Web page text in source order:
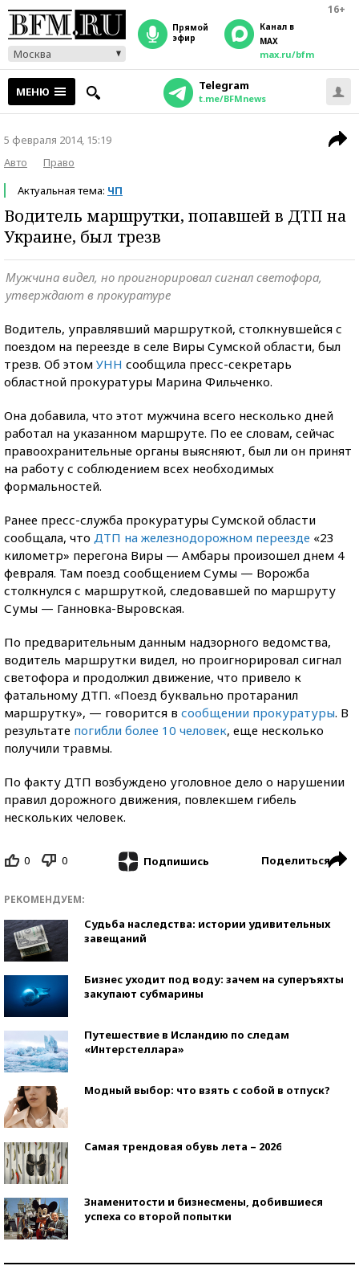
16+
Москва
прямой
эфир
Канал в
MAX
max.ru/bfm
МЕНЮ Telegram
t.me/BFMnews
5 февраля 2014, 15:19
Авто
Право
Актуальная тема: ЧП
Водитель маршрутки, попавшей в ДТП на
Украине, был трезв
Мужчина видел, но проигнорировал сигнал светофора,
утверждают в прокуратуре
Водитель, управлявший маршруткой, столкнувшейся с
поездом на переезде в селе Виры Сумской области, был
трезв. Об этом УНН сообщила пресс-секретарь
областной прокуратуры Марина Фильченко.
Она добавила, что этот мужчина всего несколько дней
работал на указанном маршруте. По ее словам, сейчас
правоохранительные органы выясняют, был ли он принят
на работу с соблюдением всех необходимых
формальностей.
Ранее пресс-служба прокуратуры Сумской области
сообщала, что ДТП на железнодорожном переезде «23
километр» перегона Виры — Амбары произошел днем 4
февраля. Там поезд сообщением Сумы — Ворожба
столкнулся с маршруткой, следовавшей по маршруту
Сумы — Ганновка-Выровская.
По предварительным данным надзорного ведомства,
водитель маршрутки видел, но проигнорировал сигнал
светофора и продолжил движение, что привело к
фатальному ДТП. «Поезд буквально протаранил
маршрутку», — говорится в сообщении прокуратуры. В
результате погибли более 10 человек, еще несколько
получили травмы.
По факту ДТП возбуждено уголовное дело о нарушении
правил дорожного движения, повлекшем гибель
нескольких человек.
0 0 Подпишись Поделиться
РЕКОМЕНДУЕМ:
Судьба наследства: истории удивительных
завещаний
Бизнес уходит под воду: зачем на суперъяхты
закупают субмарины
Путешествие в Исландию по следам
«Интерстеллара»
Модный выбор: что взять с собой в отпуск?
Самая трендовая обувь лета – 2026
Знаменитости и бизнесмены, добившиеся
успеха со второй попытки